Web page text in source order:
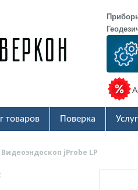
товаров Поверка
Видеоэндоскоп jProbe LP